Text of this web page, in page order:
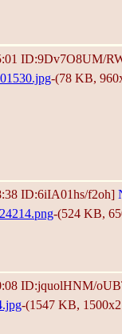
ID:9Dv7O8UM/
-(78 KB,
ID:6iIA01hs/f2oh]
-(524 KB,
ID:jquolHNM/
-(1547 KB,